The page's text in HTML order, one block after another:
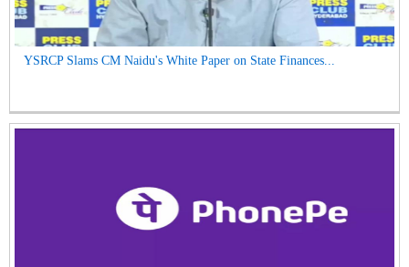
YSRCP Slams CM Naidu's White Paper on State Finances...